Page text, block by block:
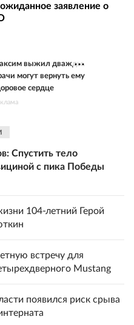
заявление о
выжил дважды.
могут вернуть ему
сердце
Спустить тело
с пика Победы
104-летний Герой
встречу для
Mustang
появился риск срыва